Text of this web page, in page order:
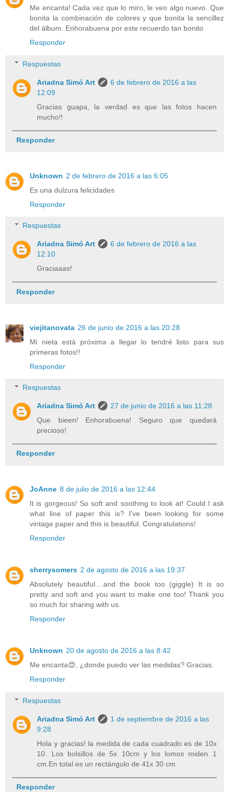
Me encanta! Cada vez que lo miro, le veo algo nuevo. Que
bonita la combinación de colores y que bonita la sencillez
del álbum. Enhorabuena por este recuerdo tan bonito
Responder
Respuestas
Ariadna Simó Art
6 de febrero de 2016 a las
12:09
Gracias guapa, la verdad es que las fotos hacen
mucho!!
Responder
Unknown 2 de febrero de 2016 a las 6:05
Es una dulzura felicidades
Responder
Respuestas
Ariadna Simó Art
6 de febrero de 2016 a las
12:10
Graciaaas!
Responder
viejitanovata 26 de junio de 2016 a las 20:28
Mi nieta está próxima a llegar lo tendré listo para sus
primeras fotos!!
Responder
Respuestas
Ariadna Simó Art
27 de junio de 2016 a las 11:28
Que bieen! Enhorabuena! Seguro que quedará
precioso!
Responder
JoAnne 8 de julio de 2016 a las 12:44
It is gorgeous! So soft and soothing to look at! Could I ask
what line of paper this is? I've been looking for some
vintage paper and this is beautiful. Congratulations!
Responder
sherrysomers 2 de agosto de 2016 a las 19:37
Absolutely beautiful....and the book too (giggle) It is so
pretty and soft and you want to make one too! Thank you
so much for sharing with us.
Responder
Unknown 20 de agosto de 2016 a las 8:42
Me encanta😍, ¿donde puedo ver las medidas? Gracias.
Responder
Respuestas
Ariadna Simó Art
1 de septiembre de 2016 a las
9:28
Hola y gracias! la medida de cada cuadrado es de 10x
10. Los bolsillos de 5x 10cm y los lomos miden 1
cm.En total es un rectángulo de 41x 30 cm
Responder